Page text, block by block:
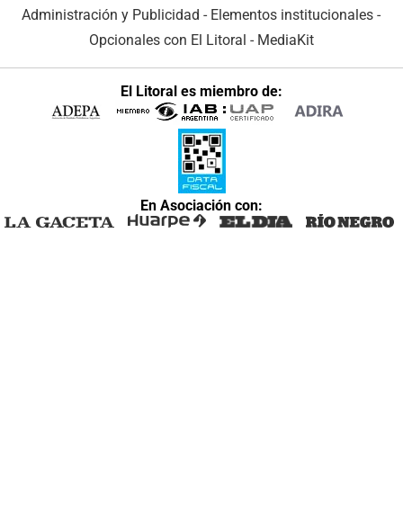
Administración y Publicidad - Elementos institucionales -
Opcionales con El Litoral - MediaKit
El Litoral es miembro de:
En Asociación con: